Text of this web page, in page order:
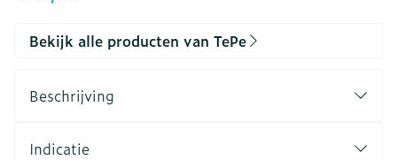
Bekijk alle producten van TePe
Beschrijving
Indicatie